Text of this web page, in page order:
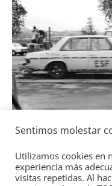
Seguridad
Mercedes-Benz
seguridad
21 de octubre de 2021
Sentimos molestar
Utilizamos cookies en
experiencia más
visitas repetidas. Al